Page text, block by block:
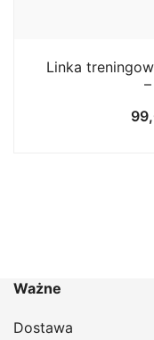
Linka
Ważne
Dostawa